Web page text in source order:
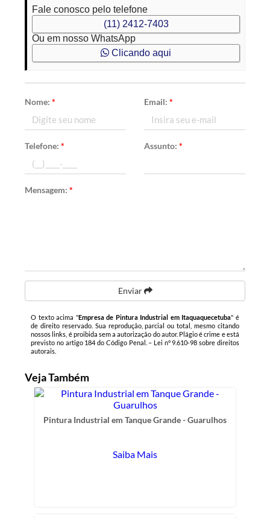
Fale conosco pelo telefone
(11) 2412-7403
Ou em nosso WhatsApp
Clicando aqui
Nome:* Email: *
Telefone:* Assunto: *
Mensagem:*
Enviar
O texto acima "Empresa de Pintura Industrial em Itaquaquecetuba" é
de direito reservado. Sua reprodução, parcial ou total, mesmo citando
nossos links, é proibida sem a autorização do autor. Plágio é crime e está
previsto no artigo 184 do Código Penal. – Lei n° 9.610-98 sobre direitos
autorais
Veja Também
Pintura Industrial em Tanque Grande - Guarulhos
Saiba Mais